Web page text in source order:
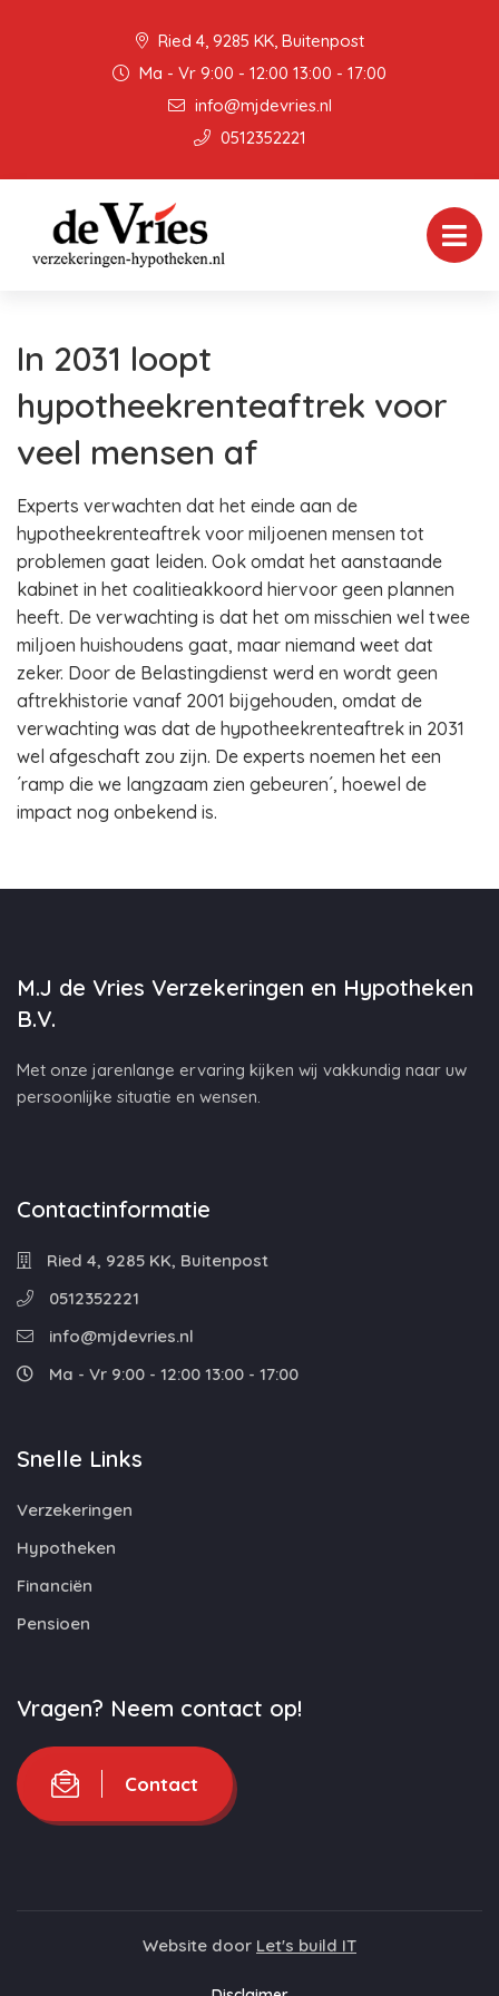
Ried 4, 9285 KK, Buitenpost
Ma - Vr 9:00 - 12:00 13:00 - 17:00
info@mjdevries.nl
0512352221
In 2031 loopt
hypotheekrenteaftrek voor
veel mensen af
Experts verwachten dat het einde aan de
hypotheekrenteaftrek voor miljoenen mensen tot
problemen gaat leiden. Ook omdat het aanstaande
kabinet in het coalitieakkoord hiervoor geen plannen
heeft. De verwachting is dat het om misschien wel twee
miljoen huishoudens gaat, maar niemand weet dat
zeker. Door de Belastingdienst werd en wordt geen
aftrekhistorie vanaf 2001 bijgehouden, omdat de
verwachting was dat de hypotheekrenteaftrek in 2031
wel afgeschaft zou zijn. De experts noemen het een
´ramp die we langzaam zien gebeuren´, hoewel de
impact nog onbekend is.
M.J de Vries Verzekeringen en Hypotheken
B.V.
Met onze jarenlange ervaring kijken wij vakkundig naar uw
persoonlijke situatie en wensen.
Contactinformatie
Ried 4, 9285 KK, Buitenpost
0512352221
info@mjdevries.nl
Ma - Vr 9:00 - 12:00 13:00 - 17:00
Snelle Links
Verzekeringen
Hypotheken
Financiën
Pensioen
Vragen? Neem contact op!
Contact
Website door Let's build IT